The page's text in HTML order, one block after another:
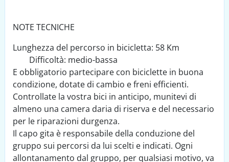
NOTE TECNICHE
Lunghezza del percorso in bicicletta: 58 Km
Difficoltà: medio-bassa
E obbligatorio partecipare con biciclette in buona
condizione, dotate di cambio e freni efficienti.
Controllate la vostra bici in anticipo, munitevi di
almeno una camera daria di riserva e del necessario
per le riparazioni durgenza.
Il capo gita è responsabile della conduzione del
gruppo sui percorsi da lui scelti e indicati. Ogni
allontanamento dal gruppo, per qualsiasi motivo, va